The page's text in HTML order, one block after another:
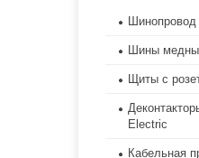
Шинопровод
Шины
Щиты с
Electric
Кабельная